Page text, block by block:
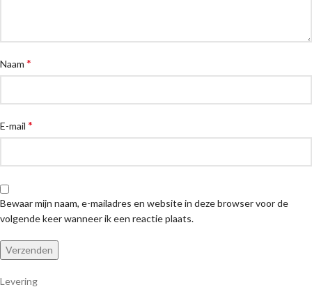
Naam *
E-mail *
Bewaar mijn naam, e-mailadres en website in deze browser voor de
volgende keer wanneer ik een reactie plaats.
Levering